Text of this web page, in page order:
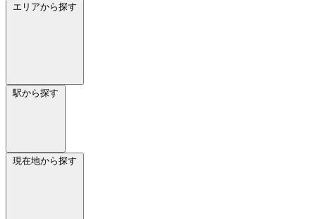
エリアから探す
駅から探す
現在地から探す